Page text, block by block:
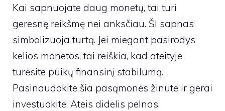
Kai sapnuojate daug monetų, tai turi
geresnę reikšmę nei anksčiau. Ši sapnas
simbolizuoja turtą. Jei miegant pasirodys
kelios monetos, tai reiškia, kad ateityje
turėsite puikų finansinį stabilumą.
Pasinaudokite šia pasąmonės žinute ir gerai
investuokite. Ateis didelis pelnas.